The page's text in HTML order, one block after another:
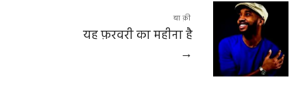
बाक़ी
यह फ़रवरी का महीना है
→